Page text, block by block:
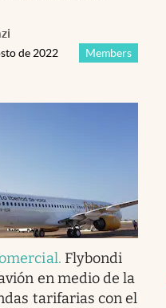
Members
de 2022
. Flybondi
en medio de la
tarifarias con el